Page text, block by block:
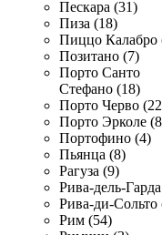
Пескара (31)
Пиза (18)
Пиццо Калабро
Позитано (7)
Порто Санто
Стефано (18)
Порто Черво
Порто Эрколе
Портофино (4)
Пьянца (8)
Рагуза (9)
Рива-дель-
Рива-ди-Сольто
Рим (54)